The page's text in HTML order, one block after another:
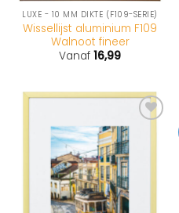
LUXE - 10 MM DIKTE (F109-SERIE)
Wissellijst aluminium F109
Walnoot fineer
Vanaf 16,99